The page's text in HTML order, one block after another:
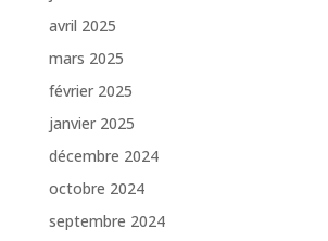
avril 2025
mars 2025
février 2025
janvier 2025
décembre 2024
octobre 2024
septembre 2024